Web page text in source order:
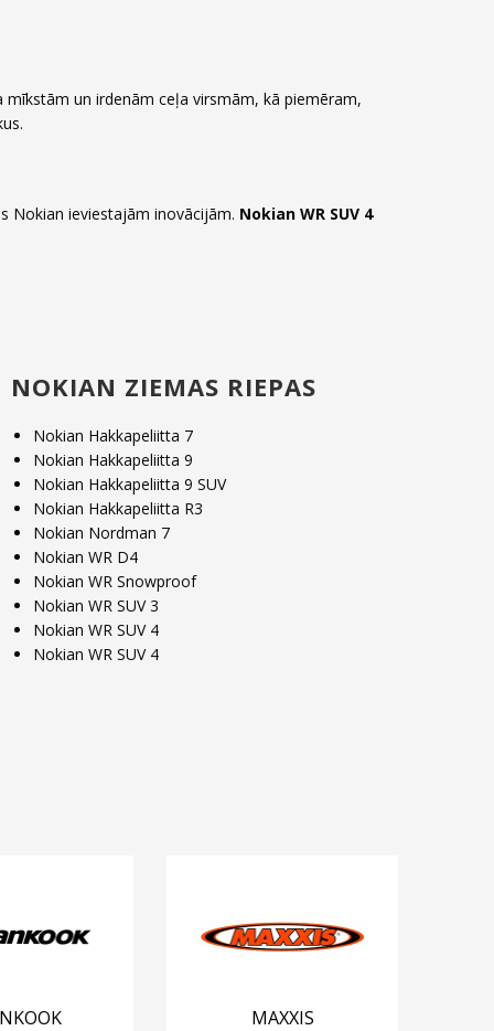
un irdenām ceļa virsmām, kā piemēram,
Nokian ieviestajām inovācijām. Nokian WR SUV 4
NOKIAN ZIEMAS RIEPAS
Nokian Hakkapeliitta 7
Nokian Hakkapeliitta 9
Nokian Hakkapeliitta 9 SUV
Nokian Hakkapeliitta R3
Nokian Nordman 7
Nokian WR D4
Nokian WR Snowproof
Nokian WR SUV 3
Nokian WR SUV 4
Nokian WR SUV 4
MAXXIS